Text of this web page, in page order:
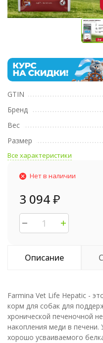
GTIN
Бренд
Вес
Размер
Все характеристики
Нет в наличии
3 094₽
Описание
Farmina Vet Life Hepatic -
корм для собак для
хронической печеночной
накопления меди в
хорошо усваиваемого